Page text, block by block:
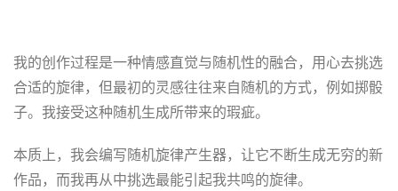
我的创作过程是一种情感直觉与随机性的融合，用心去挑选
合适的旋律，但最初的灵感往往来自随机的方式，例如掷骰
子。我接受这种随机生成所带来的瑕疵。
本质上，我会编写随机旋律产生器，让它不断生成无穷的新
作品，而我再从中挑选最能引起我共鸣的旋律。